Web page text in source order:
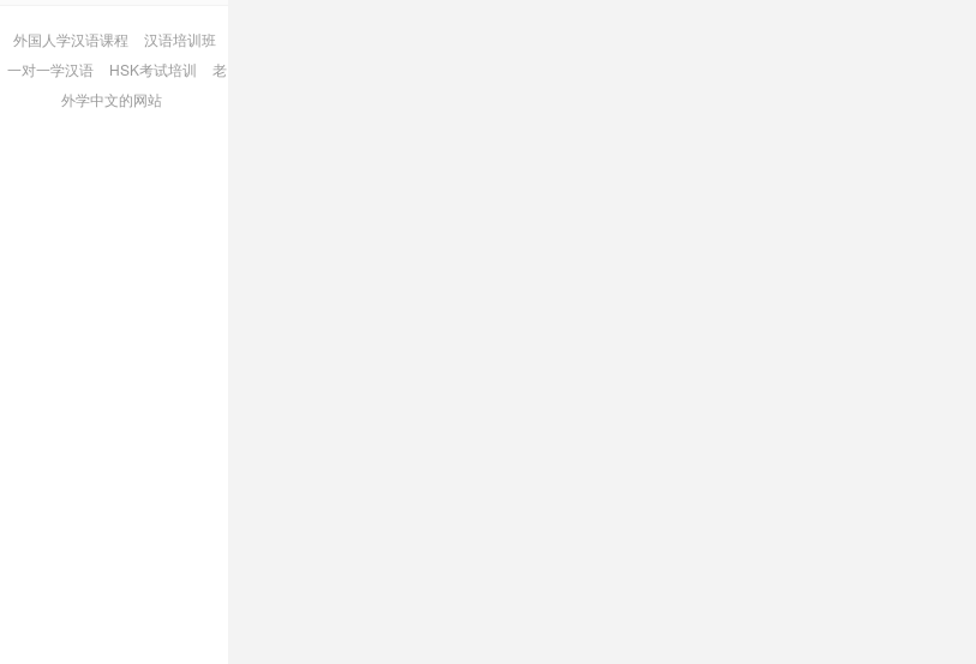
外国人学汉语课程
汉语培训班
一对一学汉语
HSK考试培训
老
外学中文的网站